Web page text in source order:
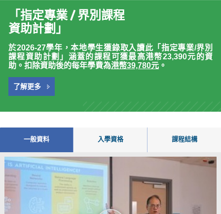
「指定專業 / 界別課程
資助計劃」
於2026-27學年，本地學生獲錄取入讀此「指定專業/界別
課程資助計劃」涵蓋的課程可獲最高港幣23,390元的資
助。扣除資助後的每年學費為港幣39,780元 。
了解更多
一般資料 入學資格 課程結構